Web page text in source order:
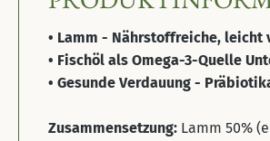
• Lamm - Nährstoffreiche,
• Fischöl als Omega-3-Quelle
• Gesunde Verdauung -
Zusammensetzung: Lamm 50%